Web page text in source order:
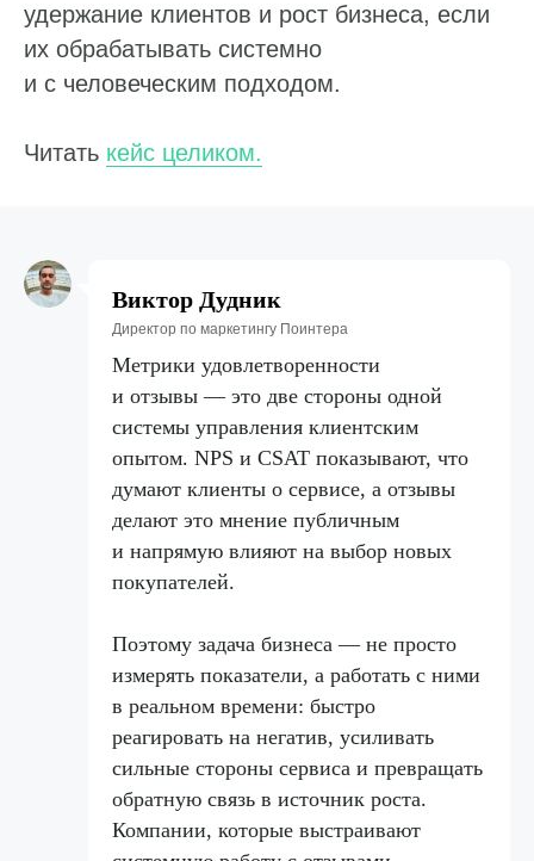
удержание клиентов и рост бизнеса, если
их обрабатывать системно
и с человеческим подходом.
Читать кейс целиком.
Виктор Дудник
Директор по маркетингу Поинтера
Метрики удовлетворенности
и отзывы — это две стороны одной
системы управления клиентским
опытом. NPS и CSAT показывают, что
думают клиенты о сервисе, а отзывы
делают это мнение публичным
и напрямую влияют на выбор новых
покупателей.
Поэтому задача бизнеса — не просто
измерять показатели, а работать с ними
в реальном времени: быстро
реагировать на негатив, усиливать
сильные стороны сервиса и превращать
обратную связь в источник роста.
Компании, которые выстраивают